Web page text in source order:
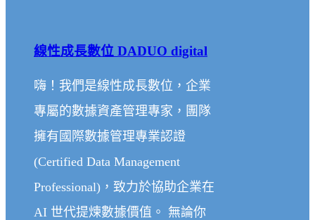
線性成長數位 DADUO digital
嗨！我們是線性成長數位，企業
專屬的數據資產管理專家，團隊
擁有國際數據管理專業認證
(Certified Data Management
Professional)，致力於協助企業在
AI 世代提煉數據價值。 無論你